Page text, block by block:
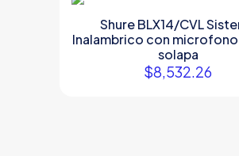
Shure BLX14/CVL
Inalambrico con microfono
solapa
$8,532.26